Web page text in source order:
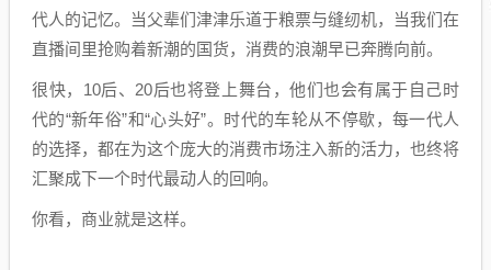
代人的记忆。当父辈们津津乐道于粮票与缝纫机，当我们在
直播间里抢购着新潮的国货，消费的浪潮早已奔腾向前。
很快，10后、20后也将登上舞台，他们也会有属于自己时
代的“新年俗”和“心头好”。时代的车轮从不停歇，每一代人
的选择，都在为这个庞大的消费市场注入新的活力，也终将
汇聚成下一个时代最动人的回响。
你看，商业就是这样。